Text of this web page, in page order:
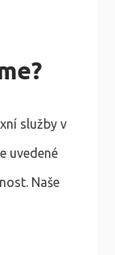
služby v
uvedené
Naše